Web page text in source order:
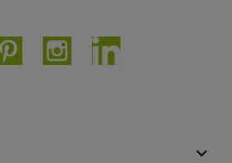
PinterestInstagramLinkedIn
